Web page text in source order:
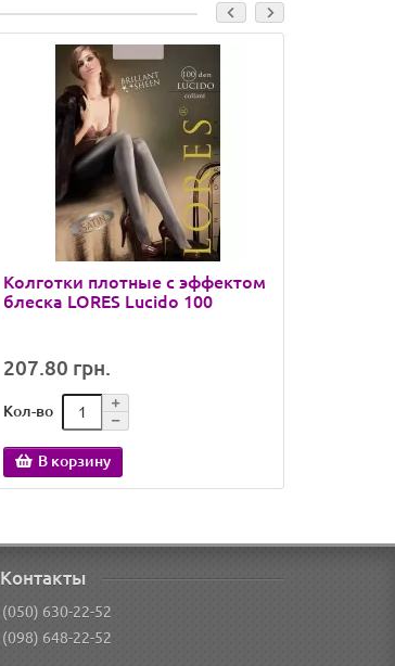
Колготки плотные с эффектом
блеска LORES Lucido 100
207.80 грн.
Кол-во
В корзину
Контакты
(050) 630-22-52
(098) 648-22-52